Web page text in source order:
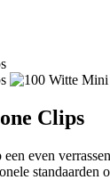
Clips
even
standaarden